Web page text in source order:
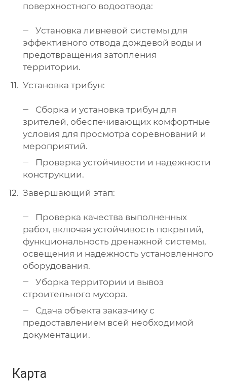
поверхностного водоотвода:
Установка ливневой системы для
эффективного отвода дождевой воды и
предотвращения затопления
территории.
Установка трибун:
Сборка и установка трибун для
зрителей, обеспечивающих комфортные
условия для просмотра соревнований и
мероприятий.
Проверка устойчивости и надежности
конструкции.
Завершающий этап:
Проверка качества выполненных
работ, включая устойчивость покрытий,
функциональность дренажной системы,
освещения и надежность установленного
оборудования.
Уборка территории и вывоз
строительного мусора.
Сдача объекта заказчику с
предоставлением всей необходимой
документации.
Карта